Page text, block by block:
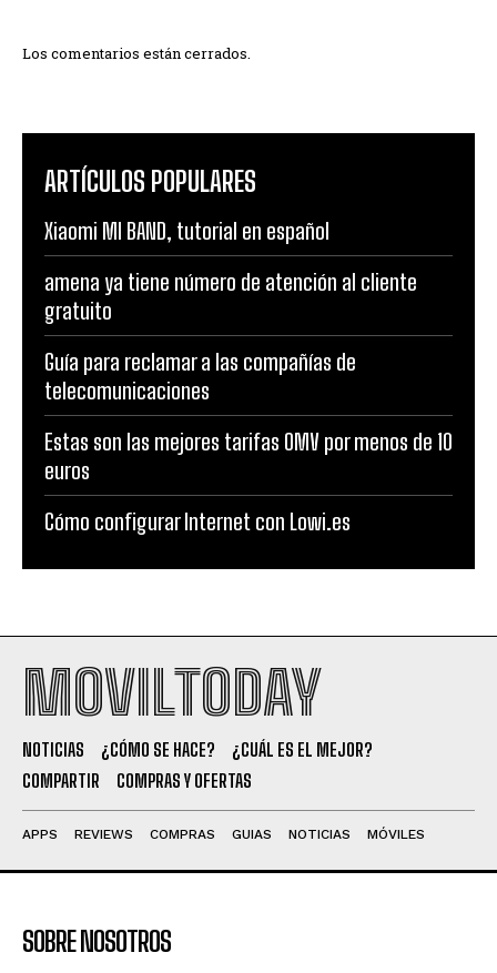
Los comentarios están cerrados.
ARTÍCULOS POPULARES
Xiaomi MI BAND, tutorial en español
amena ya tiene número de atención al cliente
gratuito
Guía para reclamar a las compañías de
telecomunicaciones
Estas son las mejores tarifas OMV por menos de 10
euros
Cómo configurar Internet con Lowi.es
MOVILTODAY
NOTICIAS ¿CÓMO SE HACE?
¿CUÁL ES EL MEJOR?
COMPARTIR
COMPRAS Y OFERTAS
APPS REVIEWS COMPRAS GUIAS NOTICIAS MÓVILES
SOBRE NOSOTROS